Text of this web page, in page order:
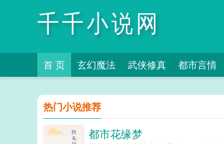
千千小说网
首 页 玄幻魔法 武侠修真 都市言情
热门小说推荐
都市花缘梦